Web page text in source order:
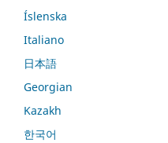
Íslenska
Italiano
日本語
Georgian
Kazakh
한국어